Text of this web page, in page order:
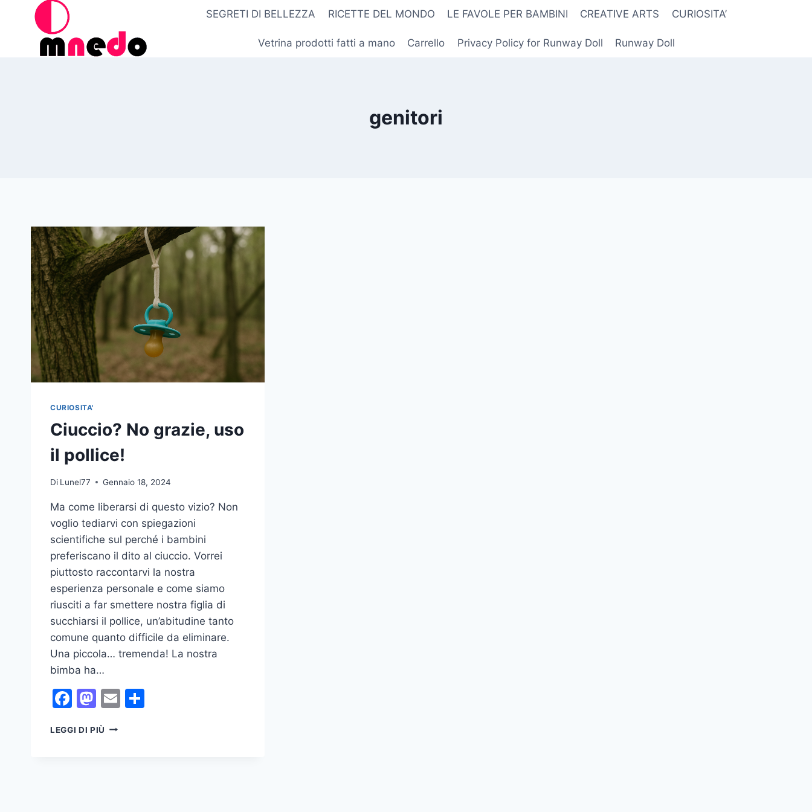
contenuto
SEGRETI DI BELLEZZA RICETTE DEL MONDO LE FAVOLE PER BAMBINI CREATIVE ARTS CURIOSITA’
Vetrina prodotti fatti a mano Carrello Privacy Policy for Runway Doll Runway Doll
genitori
CURIOSITA'
Ciuccio? No grazie, uso
il pollice!
Di Lunel77 Gennaio 18, 2024
Ma come liberarsi di questo vizio? Non
voglio tediarvi con spiegazioni
scientifiche sul perché i bambini
preferiscano il dito al ciuccio. Vorrei
piuttosto raccontarvi la nostra
esperienza personale e come siamo
riusciti a far smettere nostra figlia di
succhiarsi il pollice, un’abitudine tanto
comune quanto difficile da eliminare.
Una piccola… tremenda! La nostra
bimba ha…
Facebook
Mastodon
Email
LEGGI DI PIÙ CIUCCIO?